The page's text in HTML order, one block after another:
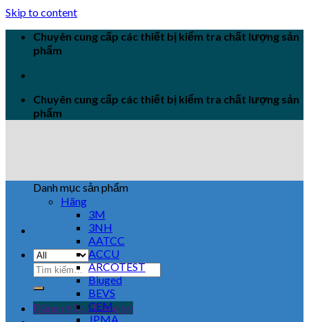
Skip to content
Chuyên cung cấp các thiết bị kiểm tra chất lượng sản
phẩm
Chuyên cung cấp các thiết bị kiểm tra chất lượng sản
phẩm
Đăng nhập / Đăng ký
Danh mục sản phẩm
Hãng
3M
3NH
AATCC
ACCU
ARCOTEST
Biuged
BEVS
CEM
JPMA